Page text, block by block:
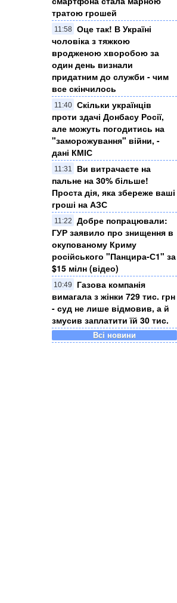
тратою грошей
11:58
Оце так! В Україні
чоловіка з тяжкою
вродженою хворобою за
один день визнали
придатним до служби - чим
все скінчилось
11:40
Скільки українців
проти здачі Донбасу Росії,
але можуть погодитись на
"заморожування" війни, -
дані КМІС
11:31
Ви витрачаєте на
пальне на 30% більше!
Проста дія, яка збереже ваші
гроші на АЗС
11:22
Добре попрацювали:
ГУР заявило про знищення в
окупованому Криму
російського "Панцира-С1" за
$15 мілн (відео)
10:49
Газова компанія
вимагала з жінки 729 тис. грн
- суд не лише відмовив, а й
змусив заплатити їй 30 тис.
Всі новини